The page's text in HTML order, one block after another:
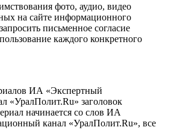
фото, аудио, видео
на сайте информационного
письменное согласие
каждого конкретного
ИА «Экспертный
«УралПолит.Ru» заголовок
начинается со слов ИА
канал «УралПолит.Ru», все